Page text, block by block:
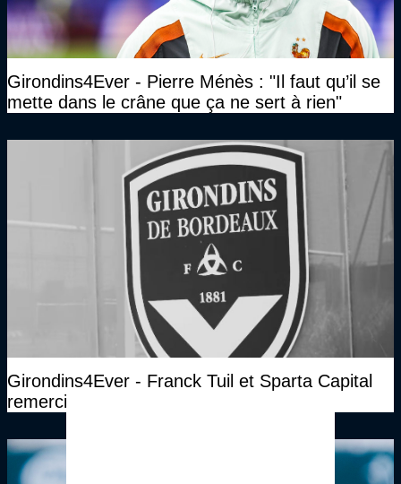
Girondins4Ever - Pierre Ménès : "Il faut qu’il se
mette dans le crâne que ça ne sert à rien"
Girondins4Ever - Franck Tuil et Sparta Capital
remercient longuement Gérard Lopez